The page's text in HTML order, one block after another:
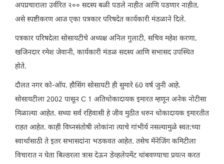
अपप्रचाराला उर्वरित २०० सदस्य बळी पडले नाहीत आणि पडणार नाहीत,
असे स्पष्टीकरण आज एका पत्रकार परिषदेत कार्यकारी मंडळाने दिले.
पत्रकार परिषदेला सोसायटीचे अध्यक्ष अनिल गुलाटी, सचिव महेश करणा,
खजिनदार रमेश जेवानी, कार्यकारी मंडळ सदस्य आणि सभासद उपस्थित
होते.
दौलत नगर को-ऑप. हौसिंग सोसायटी ही सुमारे 60 वर्ष जुनी आहे.
सोसायटीला 2002 पासून C 1 अतिधोकादायक इमारत म्हणून अनेक नोटीसा
मिळाल्या आहेत. सध्या सर्व रहिवासी हे जीव मुठीत धरुन धोकादायक इमारतीत
राहत आहेत. काही विघ्नसंतोषी लोकांना त्याचे गांभीर्य नसल्यामुळे स्वत:च्या
स्वार्थासाठी ते इतर सभासदांना भडकवत आहेत. तसेच मॅनेजिंग कमिटीला
विचारात न घेता बिल्डरला त्रास देऊन डेव्हलेपमेंट थांबवण्याचा प्रयत्न करत